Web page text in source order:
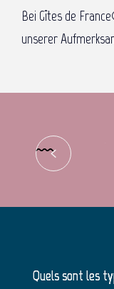
Bei Gîtes de
unserer
Quels sont les